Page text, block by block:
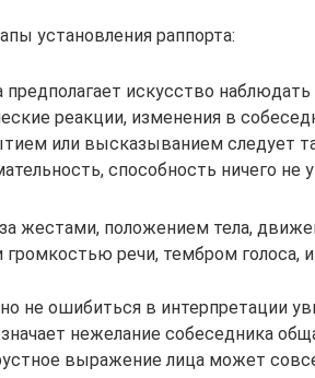
установления раппорта:
предполагает искусство
реакции, изменения в
или высказыванием следует
способность ничего не
жестами, положением тела,
речи, тембром голоса,
не ошибиться в интерпретации
нежелание собеседника
выражение лица может